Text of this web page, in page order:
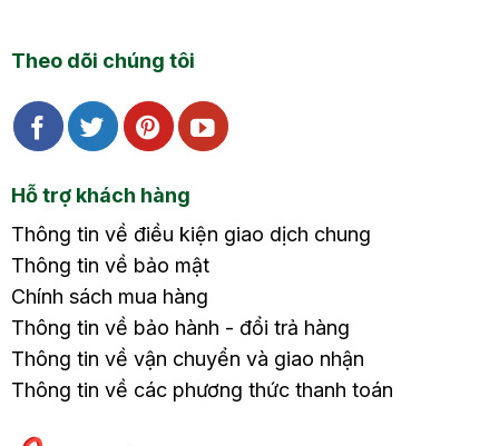
Theo dõi chúng tôi
Hỗ trợ khách hàng
Thông tin về điều kiện giao dịch chung
Thông tin về bảo mật
Chính sách mua hàng
Thông tin về bảo hành - đổi trả hàng
Thông tin về vận chuyển và giao nhận
Thông tin về các phương thức thanh toán